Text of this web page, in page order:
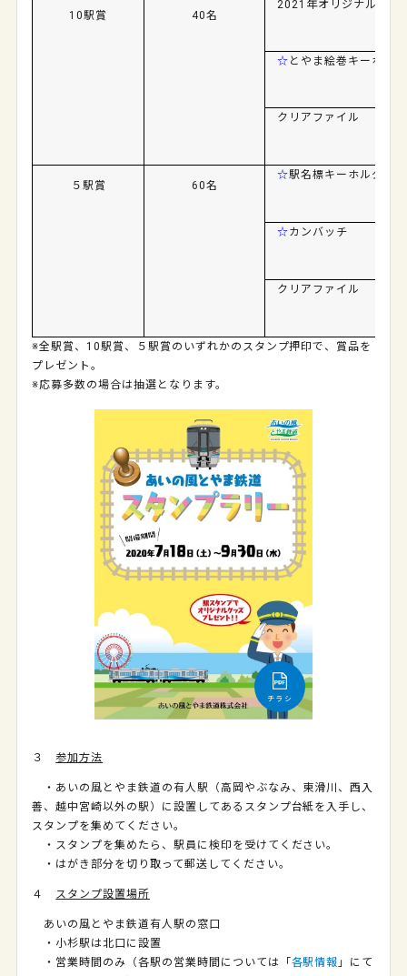
10駅賞 40名
2021年オリジナルカレ
☆ とやま絵巻キーホル
クリアファイル
５駅賞 60名
☆駅名標キーホルダー
☆カンバッチ
クリアファイル
※全駅賞、10駅賞、５駅賞のいずれかのスタンプ押印で、賞品を
プレゼント。
※応募多数の場合は抽選となります。
チラシ
３参加方法
・あいの風とやま鉄道の有人駅（高岡やぶなみ、東滑川、西入
善、越中宮崎以外の駅）に設置してあるスタンプ台紙を入手し、
スタンプを集めてください。
・スタンプを集めたら、駅員に検印を受けてください。
・はがき部分を切り取って郵送してください。
４ スタンプ設置場所
あいの風とやま鉄道有人駅の窓口
・小杉駅は北口に設置
・営業時間のみ（各駅の営業時間については「各駅情報 」にて